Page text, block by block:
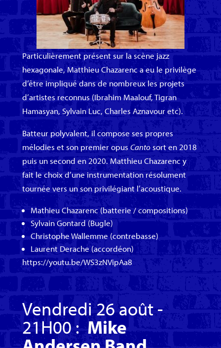
Particulièrement présent sur la scène jazz
hexagonale, Matthieu Chazarenc a eu le privilège
d’être impliqué dans de nombreux les projets
d’artistes reconnus (Ibrahim Maalouf, Tigran
Hamasyan, Sylvain Luc, Charles Aznavour etc).
Batteur polyvalent, il compose ses propres
mélodies et son premier opus Cantosort en 2018
puis un second en 2020. Matthieu Chazarenc y
fait le choix d’une instrumentation résolument
tournée vers un son privilégiant l’acoustique.
Mathieu Chazarenc (batterie / compositions)
Sylvain Gontard (Bugle)
Christophe Wallemme (contrebasse)
Laurent Derache (accordéon)
https://youtu.be/WS3zNVipAa8
Vendredi 26 août -
21H00 : Mike